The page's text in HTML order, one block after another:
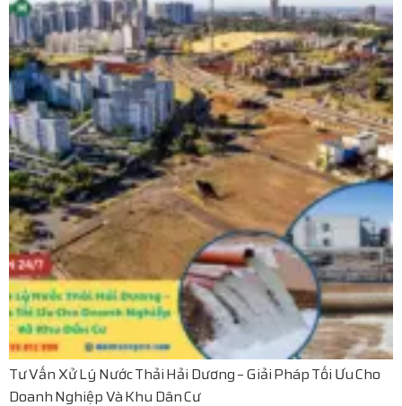
Tư Vấn Xử Lý Nước Thải Hải Dương – Giải Pháp Tối Ưu Cho
Doanh Nghiệp Và Khu Dân Cư